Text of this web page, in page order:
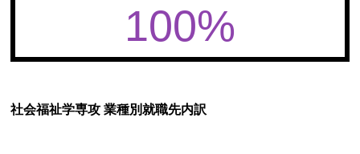
100%
社会福祉学専攻 業種別就職先内訳